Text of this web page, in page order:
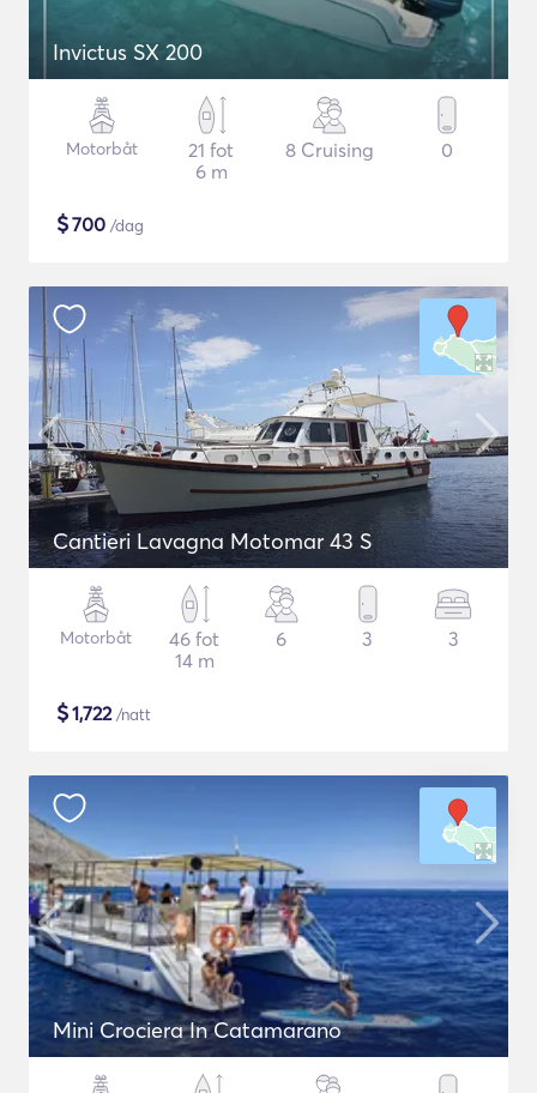
Invictus SX 200
Motorbåt
21 fot
6 m
8 Cruising 0
$700 /dag
Cantieri Lavagna Motomar 43 S
Motorbåt
46 fot
14 m
6 3 3
$1,722/natt
Mini Crociera In Catamarano